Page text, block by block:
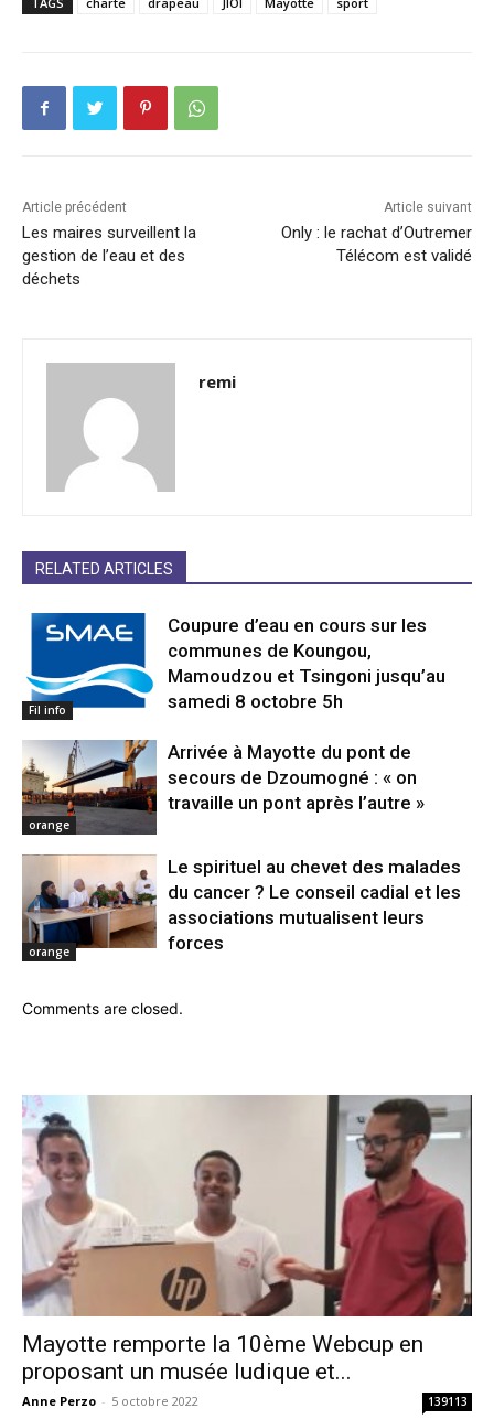
Article précédent
Les maires surveillent la
gestion de l’eau et des
déchets
Article suivant
Only : le rachat d’Outremer
Télécom est validé
remi
RELATED ARTICLES
Fil info
Coupure d’eau en cours sur les
communes de Koungou,
Mamoudzou et Tsingoni jusqu’au
samedi 8 octobre 5h
orange
Arrivée à Mayotte du pont de
secours de Dzoumogné : « on
travaille un pont après l’autre »
orange
Le spirituel au chevet des malades
du cancer ? Le conseil cadial et les
associations mutualisent leurs
forces
Comments are closed.
Mayotte remporte la 10ème Webcup en
proposant un musée ludique et...
Anne Perzo - 5 octobre 2022 139113